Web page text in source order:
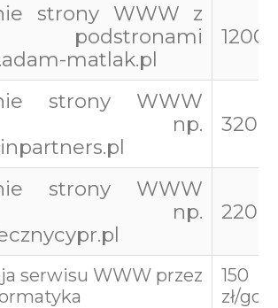
strony WWW z
podstronami
matlak.pl
1200
strony WWW
np.
3200
strony WWW
np.
serwisu WWW przez
150
zł/